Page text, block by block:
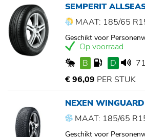
SEMPERIT
MAAT: 185/65
Geschikt voor
Op voorraad
B
D
€ 96,09 PER STUK
NEXEN
MAAT: 185/65
Geschikt voor